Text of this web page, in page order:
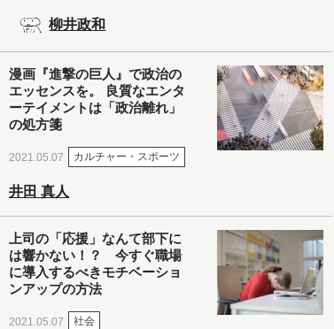
柳井政和
漫画『進撃の巨人』で政治の
エッセンスを。 良質なエンタ
ーテイメントは「政治離れ」
の処方箋
2021.05.07 カルチャー・スポーツ
井田 真人
上司の「応援」なんて部下に
は響かない！？ 今すぐ職場
に導入するべきモチベーショ
ンアップの方法
2021.05.07 社会